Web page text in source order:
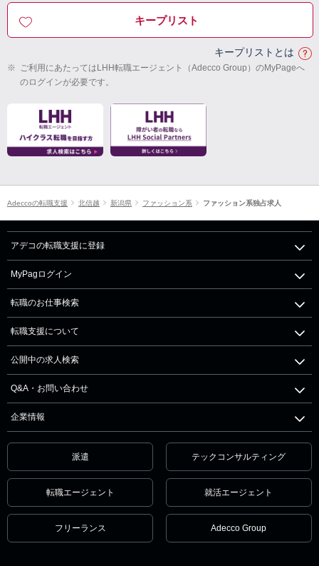
キープリスト
キープリストとは
※ ご利用にあたってはLHH転職エージェント（Adecco Group）のMyPageへ
のログインが必要です。
Adeccoの転職支援 北信越 新潟県 ファッション系 ファッション系独占求人
アデコの転職支援に登録
MyPagログイン
転職のお仕事検索
転職支援について
公開中の求人検索
Q&A・お問い合わせ
企業情報
派遣 テックコンサルティング
転職エージェント 就活エージェント
フリーランス Adecco Group